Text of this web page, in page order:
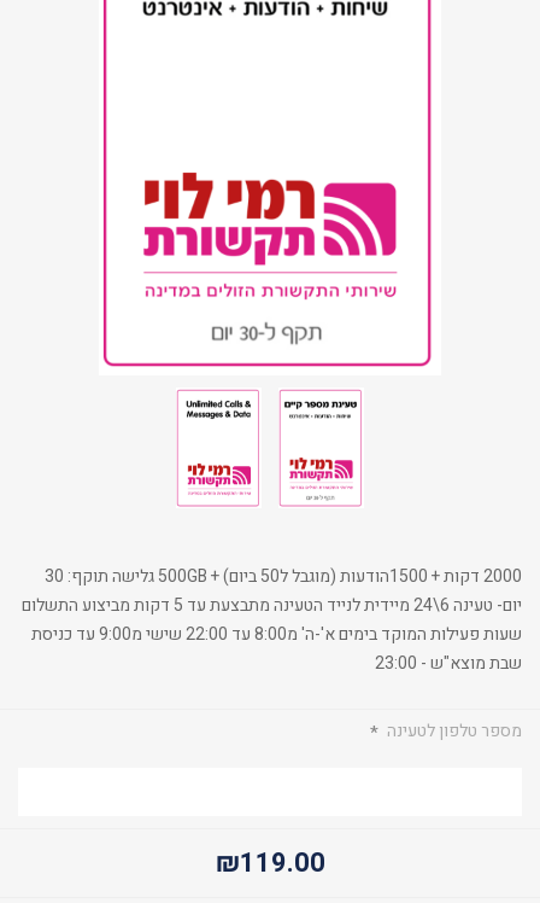
2000 דקות + 1500הודעות (מוגבל ל50 ביום) + 500GB גלישה תוקף: 30
יום- טעינה 6\24 מיידית לנייד הטעינה מתבצעת עד 5 דקות מביצוע התשלום
שעות פעילות המוקד בימים א'-ה' מ8:00 עד 22:00 שישי מ9:00 עד כניסת
שבת מוצא"ש - 23:00
מספר טלפון לטעינה *
₪119.00